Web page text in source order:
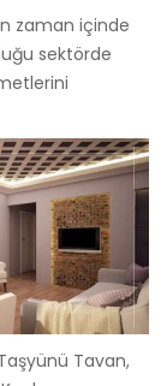
zaman içinde
sektörde
Tavan,